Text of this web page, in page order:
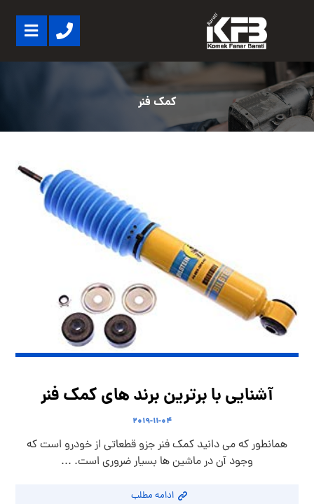
کمک فنر
آشنایی با برترین برند های کمک فنر
۲۰۱۹-۱۱-۰۴
همانطور که می دانید کمک فنر جزو قطعاتی از خودرو است که
وجود آن در ماشین ها بسیار ضروری است. ...
ادامه مطلب